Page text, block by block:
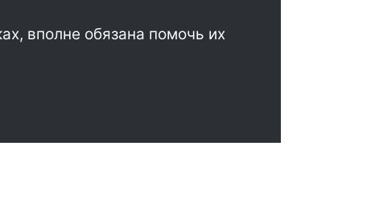
вполне обязана помочь их